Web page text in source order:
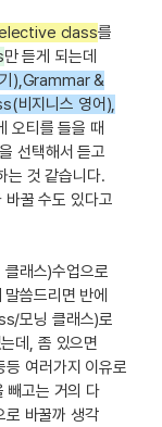
class를
만 듣게 되는데
),Grammar &
비지니스 영어),
오티를 들을 때
선택해서 듣고
는 것 같습니다.
바꿀 수도 있다고
래스)수업으로
씀드리면 반에
모닝 클래스)로
데, 좀 있으면
등 여러가지 이유로
빼고는 거의 다
로 바꿀까 생각